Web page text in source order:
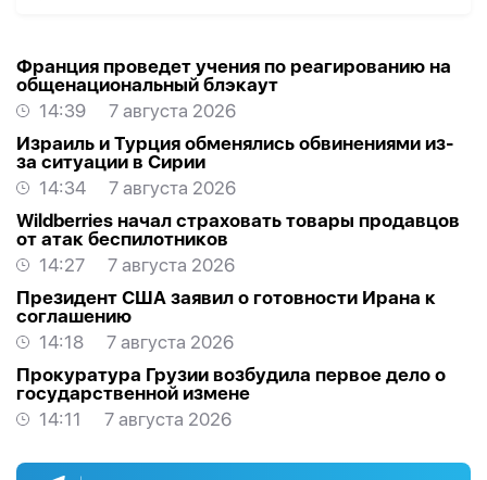
Франция проведет учения по реагированию на
общенациональный блэкаут
14:39
7 августа 2026
Израиль и Турция обменялись обвинениями из-
за ситуации в Сирии
14:34
7 августа 2026
Wildberries начал страховать товары продавцов
от атак беспилотников
14:27
7 августа 2026
Президент США заявил о готовности Ирана к
соглашению
14:18
7 августа 2026
Прокуратура Грузии возбудила первое дело о
государственной измене
14:11
7 августа 2026